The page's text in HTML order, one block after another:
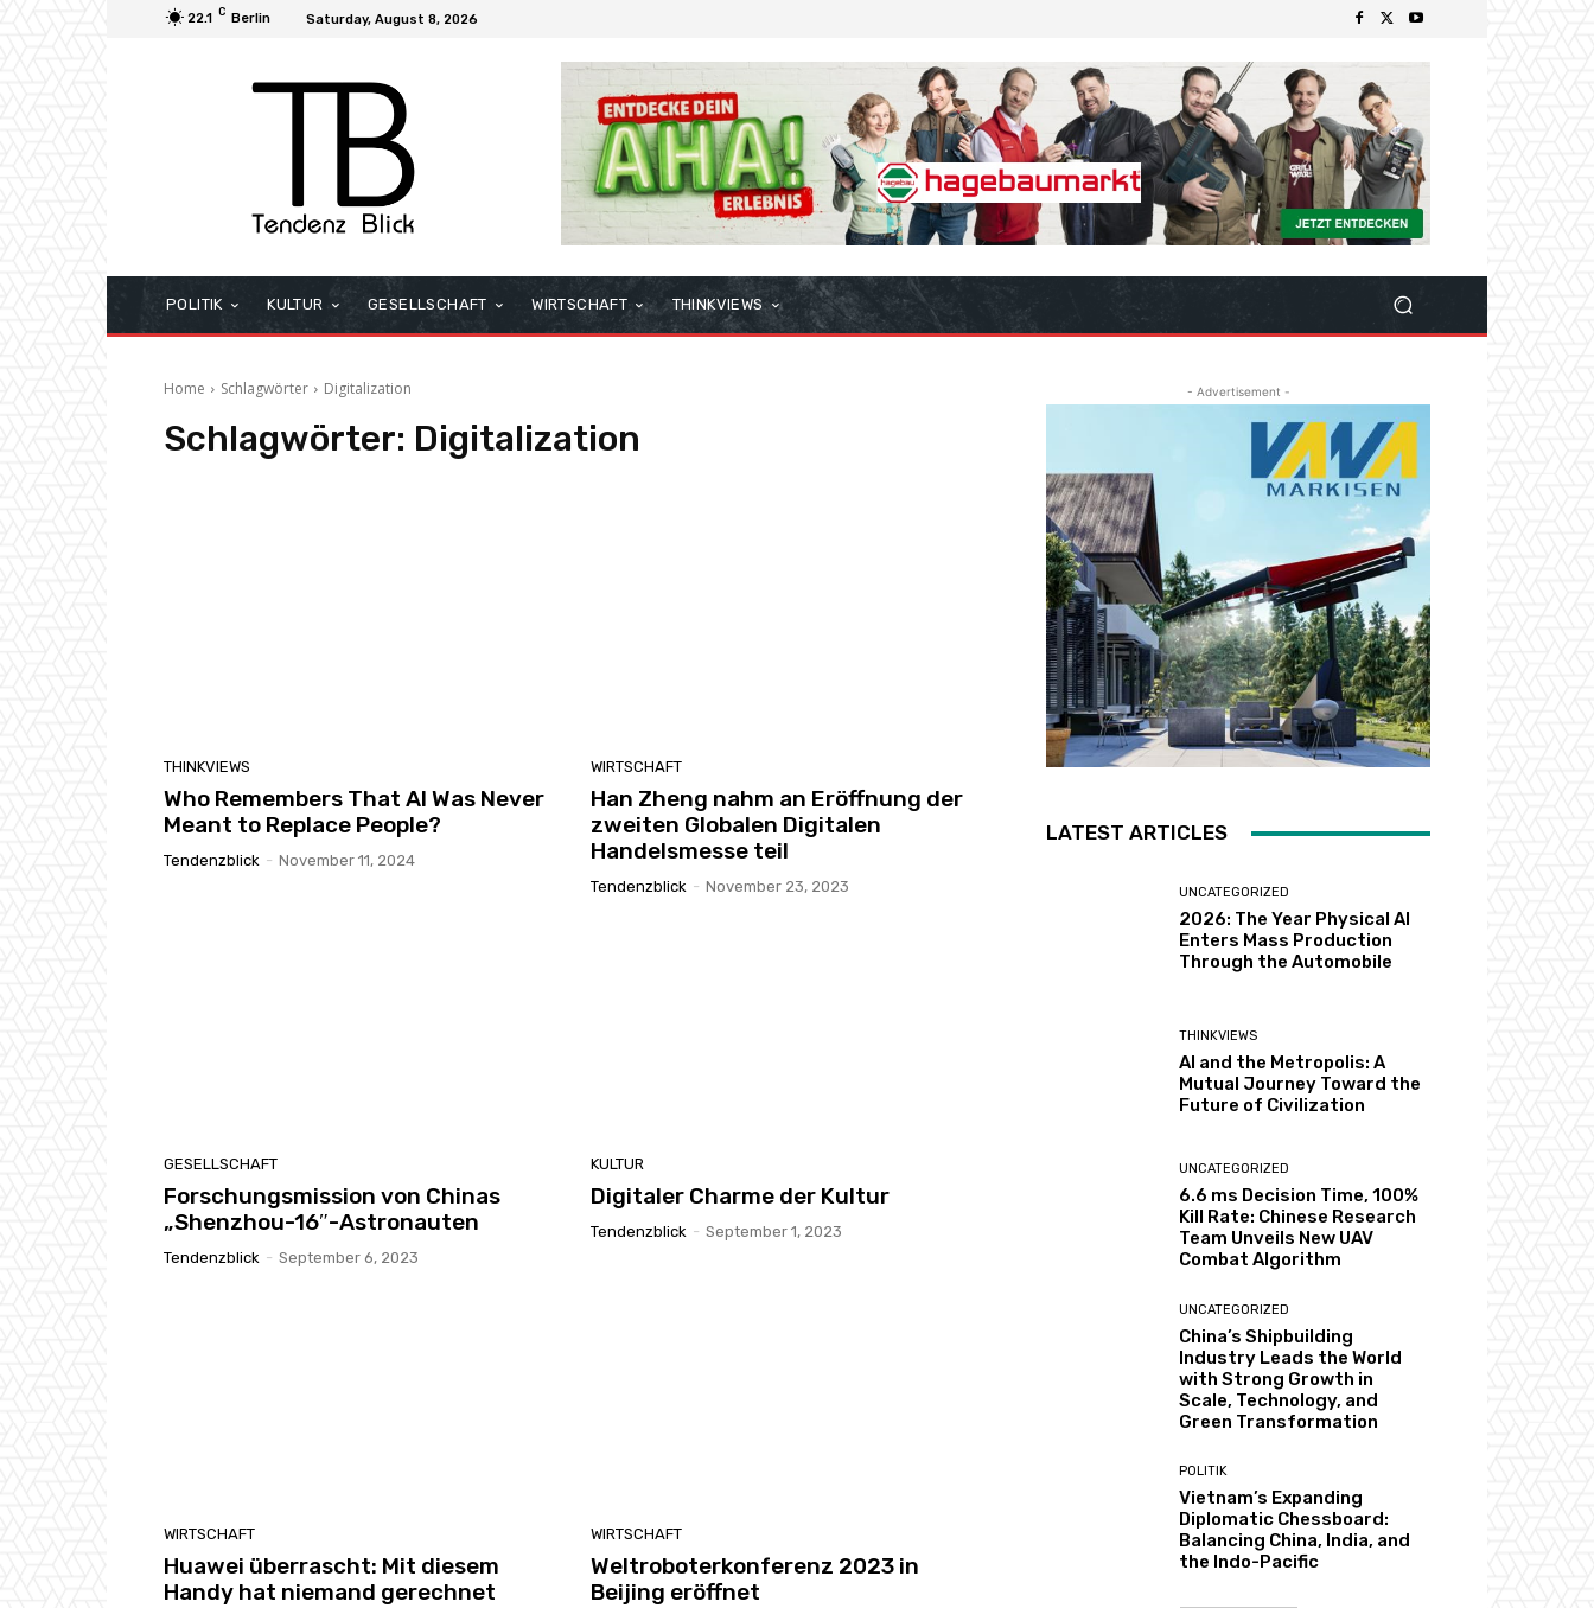
22.1 C Berlin Saturday, August 8, 2026
POLITIK KULTUR GESELLSCHAFT WIRTSCHAFT THINKVIEWS
Home Schlagwörter Digitalization
Schlagwörter: Digitalization
THINKVIEWS
Who Remembers That AI Was Never
Meant to Replace People?
Tendenzblick - November 11, 2024
WIRTSCHAFT
Han Zheng nahm an Eröffnung der
zweiten Globalen Digitalen
Handelsmesse teil
Tendenzblick - November 23, 2023
GESELLSCHAFT
Forschungsmission von Chinas
„Shenzhou-16″-Astronauten
Tendenzblick - September 6, 2023
KULTUR
Digitaler Charme der Kultur
Tendenzblick - September 1, 2023
WIRTSCHAFT
Huawei überrascht: Mit diesem
Handy hat niemand gerechnet
WIRTSCHAFT
Weltroboterkonferenz 2023 in
Beijing eröffnet
- Advertisement -
LATEST ARTICLES
UNCATEGORIZED
2026: The Year Physical AI
Enters Mass Production
Through the Automobile
THINKVIEWS
AI and the Metropolis: A
Mutual Journey Toward the
Future of Civilization
UNCATEGORIZED
6.6 ms Decision Time, 100%
Kill Rate: Chinese Research
Team Unveils New UAV
Combat Algorithm
UNCATEGORIZED
China’s Shipbuilding
Industry Leads the World
with Strong Growth in
Scale, Technology, and
Green Transformation
POLITIK
Vietnam’s Expanding
Diplomatic Chessboard:
Balancing China, India, and
the Indo-Pacific